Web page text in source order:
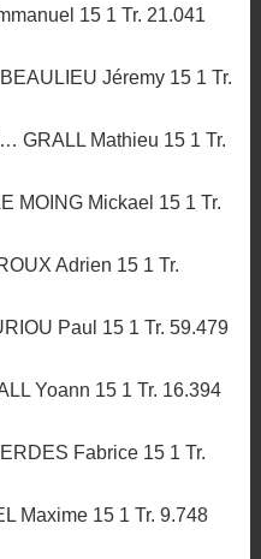
15 1 Tr. 21.041
Jéremy 15 1 Tr.
GRALL Mathieu 15 1 Tr.
MOING Mickael 15 1 Tr.
Adrien 15 1 Tr.
Paul 15 1 Tr. 59.479
Yoann 15 1 Tr. 16.394
Fabrice 15 1 Tr.
Maxime 15 1 Tr. 9.748